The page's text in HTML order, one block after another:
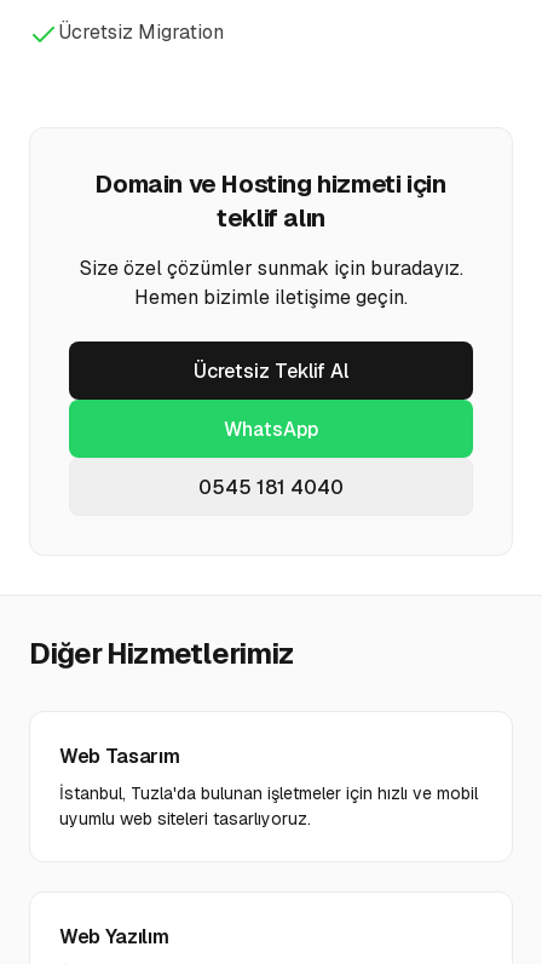
Ücretsiz Migration
Domain ve Hosting hizmeti için
teklif alın
Size özel çözümler sunmak için buradayız.
Hemen bizimle iletişime geçin.
Ücretsiz Teklif Al
WhatsApp
0545 181 4040
Diğer Hizmetlerimiz
Web Tasarım
İstanbul, Tuzla'da bulunan işletmeler için hızlı ve mobil
uyumlu web siteleri tasarlıyoruz.
Web Yazılım